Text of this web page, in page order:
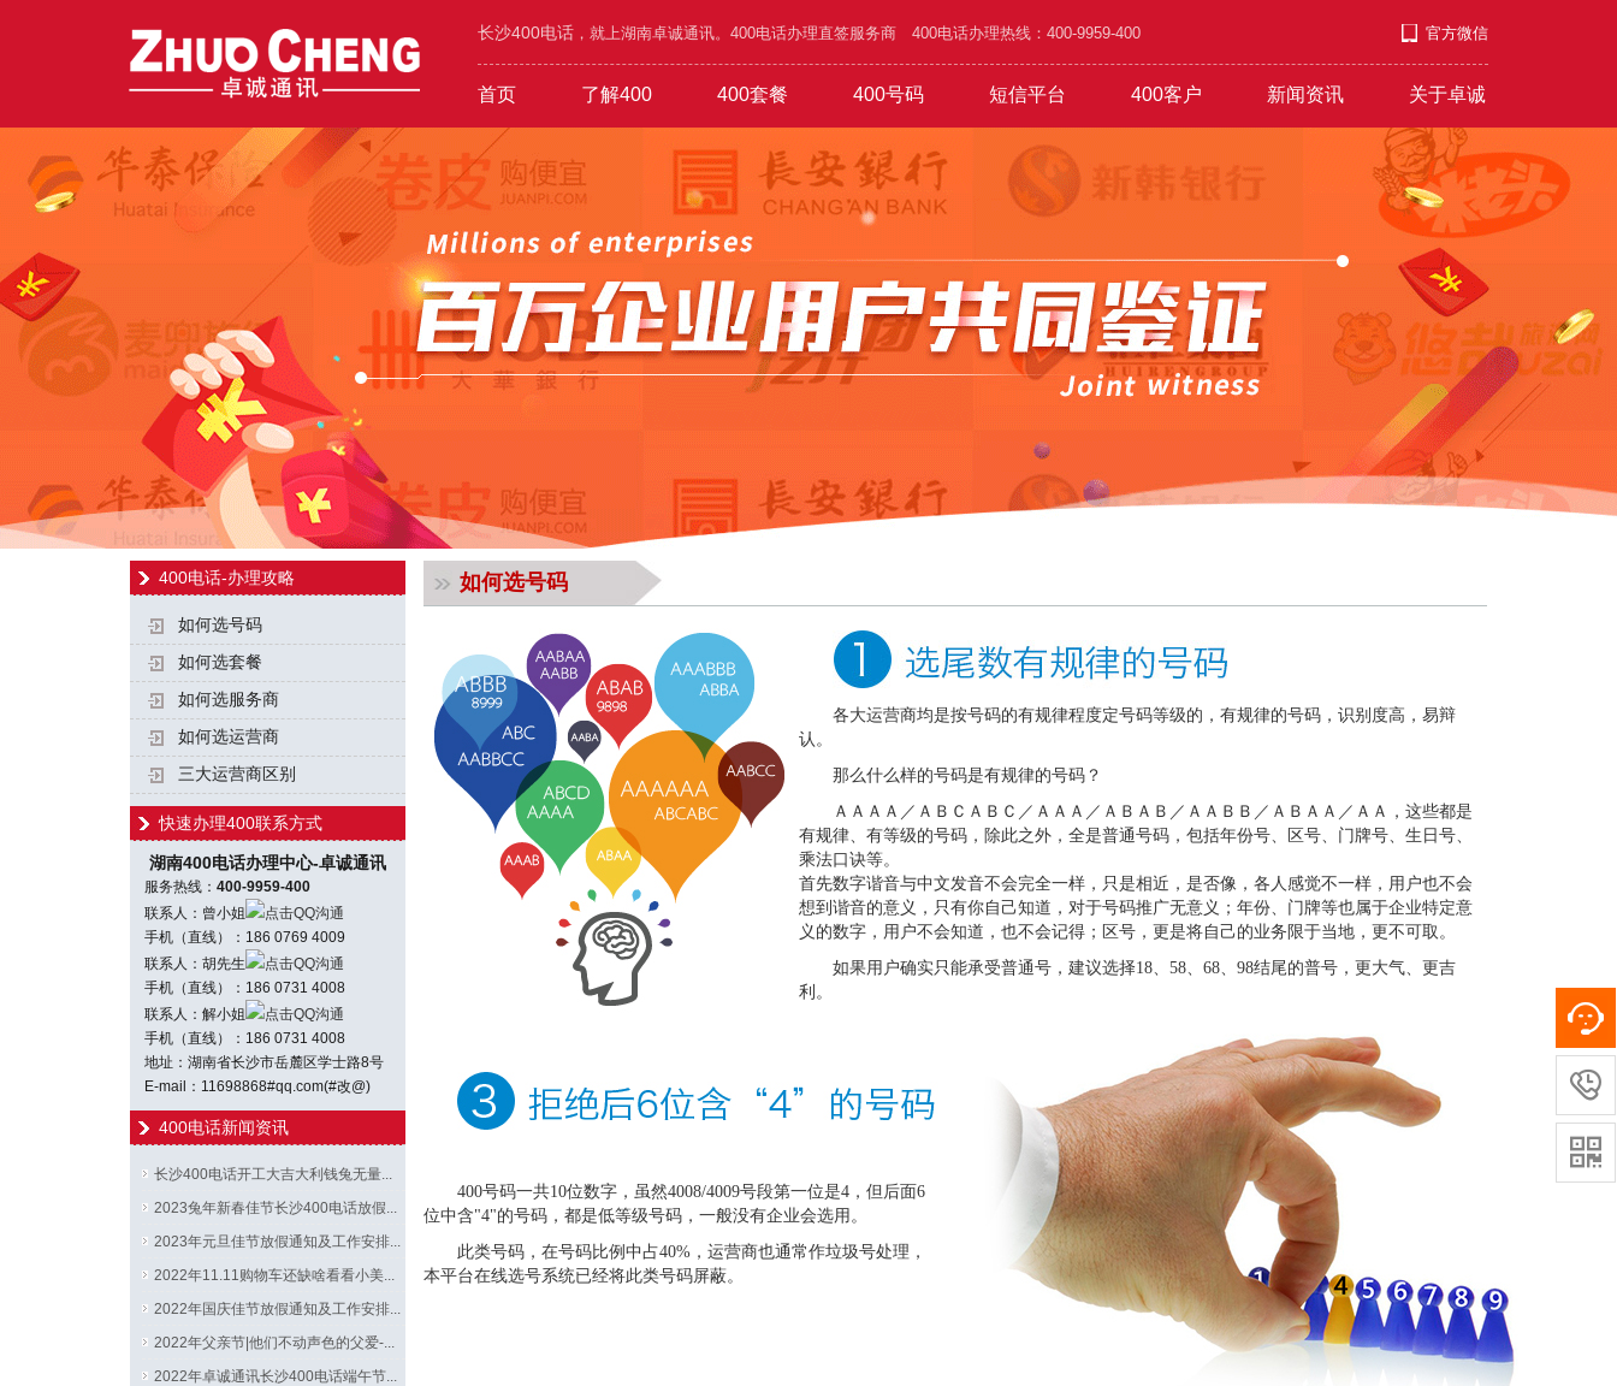
长沙400电话 ，就上湖南卓诚通讯。400电话办理直签服务商 400电话办理热线：400-9959-400 官方微信
首页 了解400
400价值 400功能 办理攻略 1010号码
400套餐
600元年套餐 1800元年套餐 4500元年套餐 6.8万元年套餐
400号码
4001号段 4006号段 4007号段 4008号段
短信平台
验证短信 通知短信
400客户
工业/环保/能源 机械/设备/五金 广告/设计/装饰 网络/通讯/科技 家具/家私/家电 旅游/教育/医药 文艺/媒体/策划
新闻资讯
彩铃录制
关于卓诚
公司简介 企业文化 联系方式
400电话-办理攻略
如何选号码
如何选套餐
如何选服务商
如何选运营商
三大运营商区别
快速办理400联系方式
湖南400电话办理中心-卓诚通讯
服务热线： 400-9959-400
联系人：曾小姐
点击QQ沟通
手机（直线）：186 0769 4009
联系人：胡先生
点击QQ沟通
手机（直线）：186 0731 4008
联系人：解小姐
点击QQ沟通
手机（直线）：186 0731 4008
地址：湖南省长沙市岳麓区学士路8号
E-mail：11698868#qq.com(#改@)
400电话新闻资讯
长沙400电话开工大吉大利钱兔无量...
2023兔年新春佳节长沙400电话放假...
2023年元旦佳节放假通知及工作安排...
2022年11.11购物车还缺啥看看小美...
2022年国庆佳节放假通知及工作安排...
2022年父亲节|他们不动声色的父爱-...
2022年卓诚通讯长沙400电话端午节...
如何选号码
各大运营商均是按号码的有规律程度定号码等级的，有规律的号码，识别度高，易辩
认。
那么什么样的号码是有规律的号码？
ＡＡＡＡ／ＡＢＣＡＢＣ／ＡＡＡ／ＡＢＡＢ／ＡＡＢＢ／ＡＢＡＡ／ＡＡ，这些都是
有规律、有等级的号码，除此之外，全是普通号码，包括年份号、区号、门牌号、生日号、
乘法口诀等。
首先数字谐音与中文发音不会完全一样，只是相近，是否像，各人感觉不一样，用户也不会
想到谐音的意义，只有你自己知道，对于号码推广无意义；年份、门牌等也属于企业特定意
义的数字，用户不会知道，也不会记得；区号，更是将自己的业务限于当地，更不可取。
如果用户确实只能承受普通号，建议选择18、58、68、98结尾的普号，更大气、更吉
利。
400号码一共10位数字，虽然4008/4009号段第一位是4，但后面6
位中含"4"的号码，都是低等级号码，一般没有企业会选用。
此类号码，在号码比例中占40%，运营商也通常作垃圾号处理，
本平台在线选号系统已经将此类号码屏蔽。

